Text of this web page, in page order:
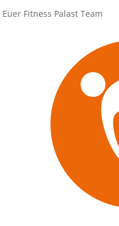
Euer Fitness Palast Team